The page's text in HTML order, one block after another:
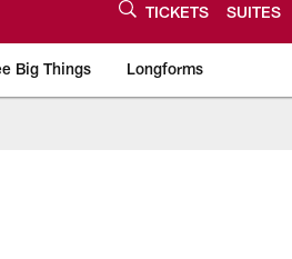
TICKETS SUITES
Big Things Longforms
of